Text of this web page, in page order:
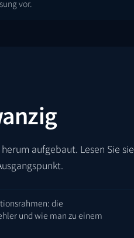
vor.
aufgebaut. Lesen Sie sie
die
und wie man zu einem